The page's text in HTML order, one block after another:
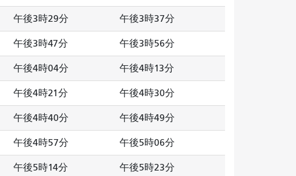
午後3時29分 午後3時37分
午後3時47分 午後3時56分
午後4時04分 午後4時13分
午後4時21分 午後4時30分
午後4時40分 午後4時49分
午後4時57分 午後5時06分
午後5時14分 午後5時23分